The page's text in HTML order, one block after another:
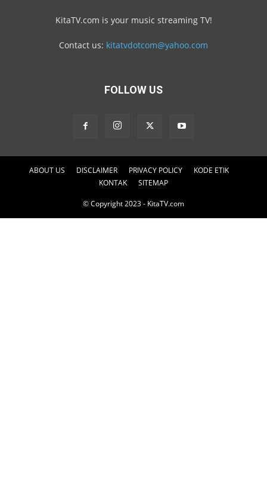
KitaTV.com is your music streaming TV!
Contact us: kitatvdotcom@yahoo.com
FOLLOW US
ABOUT US DISCLAIMER PRIVACY POLICY
KODE ETIK
KONTAK
SITEMAP
© Copyright 2023 - KitaTV.com